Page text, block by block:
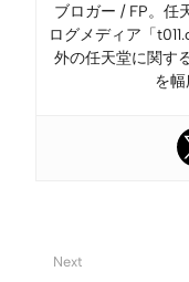
ブロガー / FP。任
ログメディア「
外の任天堂に関す
を幅
Next